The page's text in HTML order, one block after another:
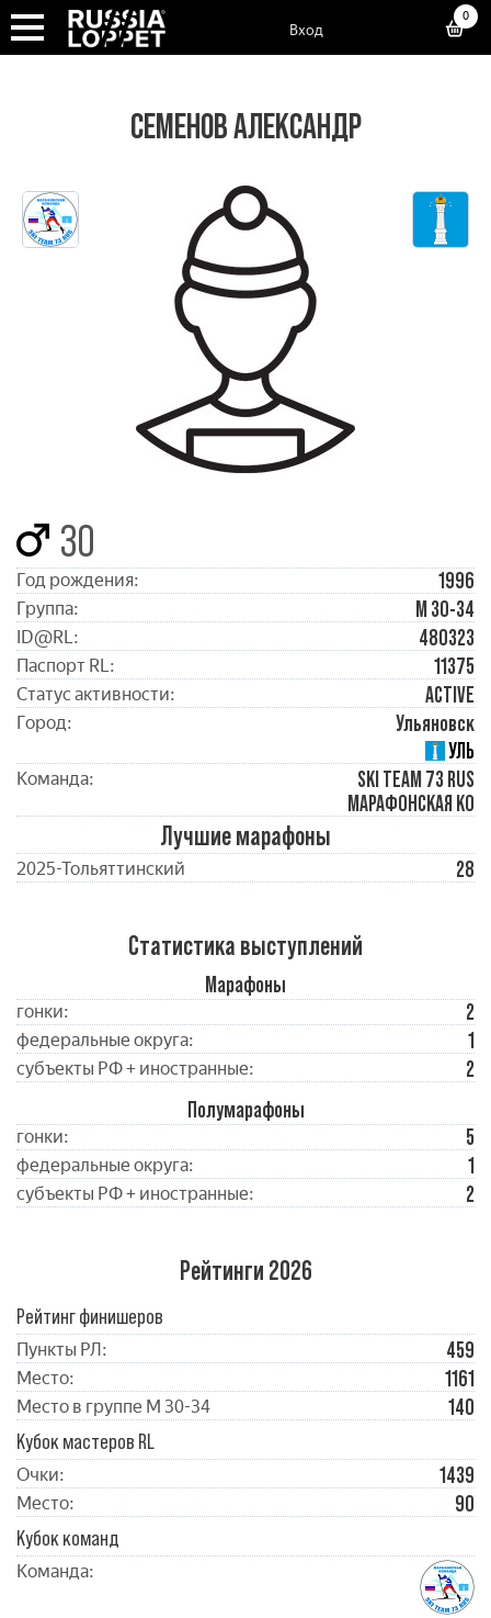
Вход
0
СЕМЕНОВ АЛЕКСАНДР
30
Год рождения: 1996
Группа: М 30-34
ID@RL: 480323
Паспорт RL: 11375
Статус активности: ACTIVE
Город:
Ульяновск
УЛЬ
Команда:
SKI TEAM 73 RUS
МАРАФОНСКАЯ КО
Лучшие марафоны
2025-Тольяттинский 28
Статистика выступлений
Марафоны
гонки: 2
федеральные округа: 1
субъекты РФ + иностранные:
2
Полумарафоны
гонки: 5
федеральные округа: 1
субъекты РФ + иностранные: 2
Рейтинги 2026
Рейтинг финишеров
Пункты РЛ: 459
Место: 1161
Место в группе М 30-34
140
Кубок мастеров RL
Очки: 1439
Место:
90
Кубок команд
Команда: